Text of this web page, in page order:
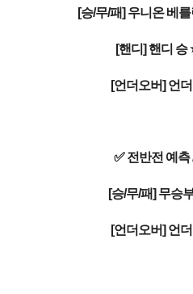
[승/무/패] 우니온 베를
[핸디] 핸디 승
[언더오버] 언더
✅ 전반전 예측
[승/무/패] 무승부
[언더오버] 언더